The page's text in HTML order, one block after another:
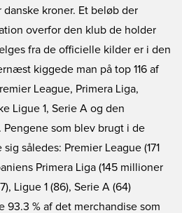
kroner. Et beløb der
overfor den klub de holder
fra de officielle kilder er i den
kiggede man på top 116 af
League, Primera Liga,
Ligue 1, Serie A og den
som blev brugt i de
således: Premier League (171
Primera Liga (145 millioner
Ligue 1 (86), Serie A (64)
93.3 % af det merchandise som